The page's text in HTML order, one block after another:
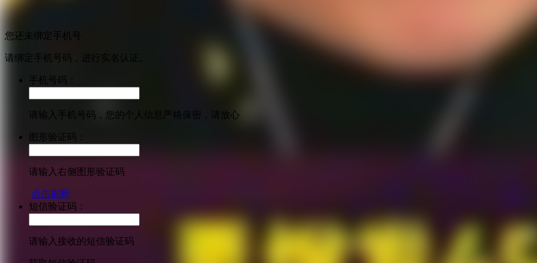
您还未绑定手机号
请绑定手机号码，进行实名认证。
手机号码：
请输入手机号码，您的个人信息严格保密，请放心
图形验证码：
请输入右侧图形验证码
点击刷新
短信验证码：
请输入接收的短信验证码